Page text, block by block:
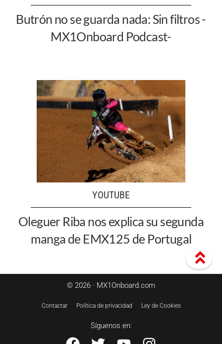
Butrón no se guarda nada: Sin filtros -
MX1Onboard Podcast-
YOUTUBE
Oleguer Riba nos explica su segunda
manga de EMX125 de Portugal
© 2026 · MX1Onboard.com
Contactar Política de privacidad Ley de Cookies
Síguenos en: